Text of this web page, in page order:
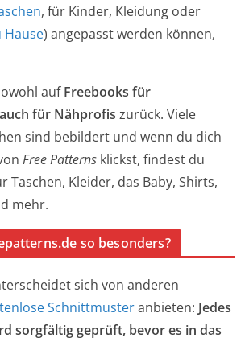
, für Kinder, Kleidung oder
Hause) angepasst werden können,
aufFreebooks für
für Nähprofis zurück. Viele
sind bebildert und wenn du dich
Free Patterns klickst, findest du
Taschen, Kleider, das Baby, Shirts,
mehr.
so besonders?
sich von anderen
Schnittmusteranbieten: Jedes
sorgfältig geprüft, bevor es in das